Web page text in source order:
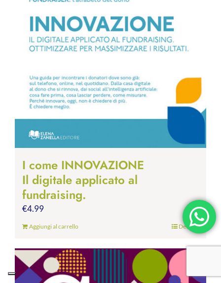
I come INNOVAZIONE
Il digitale applicato al
fundraising.
€4.99
Aggiungi al carrello Dettagli